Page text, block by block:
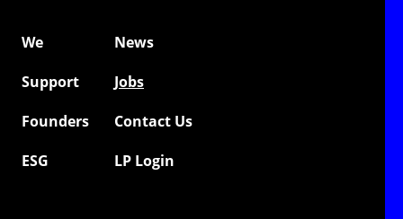
We
News
Support
Jobs
Founders
Contact Us
ESG
LP Login